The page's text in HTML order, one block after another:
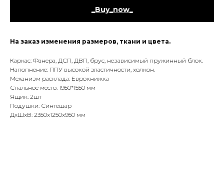
_Buy_now_
На заказ изменения размеров, ткани и цвета.
Каркас: Фанера, ДСП, ДВП, брус, независимый пружинный блок.
Напопнение: ППУ высокой эластичности, холкон.
Механизм расклада: Еврокнижка
Спальное место: 1950*1550 мм
Ящик: 2шт
Подушки: Синтешар
ДxШxВ: 2350x1250x950 мм